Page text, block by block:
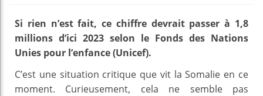
Si rien n’est fait, ce chiffre devrait passer à 1,8
millions d’ici 2023 selon le Fonds des Nations
Unies pour l’enfance (Unicef).
C’est une situation critique que vit la Somalie en ce
moment. Curieusement, cela ne semble pas